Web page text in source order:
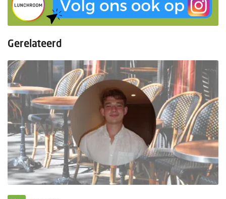
Gerelateerd